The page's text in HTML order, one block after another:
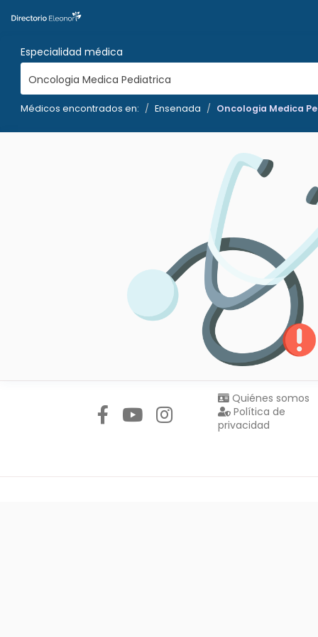
Especialidad médica
Oncologia Medica Pediatrica
Médicos encontrados en: Ensenada Oncologia Medica
Quiénes somos
Política de
privacidad